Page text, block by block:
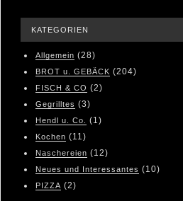
KATEGORIEN
Allgemein (28)
BROT u. GEBÄCK (204)
FISCH & CO (2)
Gegrilltes (3)
Hendl u. Co. (1)
Kochen (11)
Naschereien (12)
Neues und Interessantes (10)
PIZZA (2)